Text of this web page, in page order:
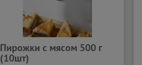
Пирожки с мясом 500 г
(10шт)